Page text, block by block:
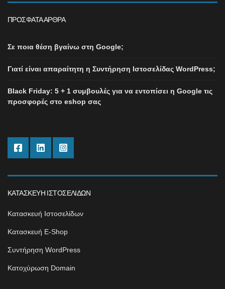
ΠΡΌΣΦΑΤΑ ΆΡΘΡΑ
Σε ποια θέση βγαίνω στη Google;
Γιατί είναι απαραίτητη η Συντήρηση Ιστοσελίδας WordPress;
Black Friday: 5 + 1 συμβουλές για να εντοπίσει η Google τις
προσφορές στο eshop σας
ΚΑΤΑΣΚΕΥΉ ΙΣΤΟΣΕΛΊΔΩΝ
Κατασκευή Ιστοσελίδων
Κατασκευή E-Shop
Συντήρηση WordPress
Κατοχύρωση Domain